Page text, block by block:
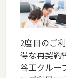
2025-04-01
本社営業セ
新宿区でお
方は、是非
（0120-
2度目のご
得な再契約
谷工グルー